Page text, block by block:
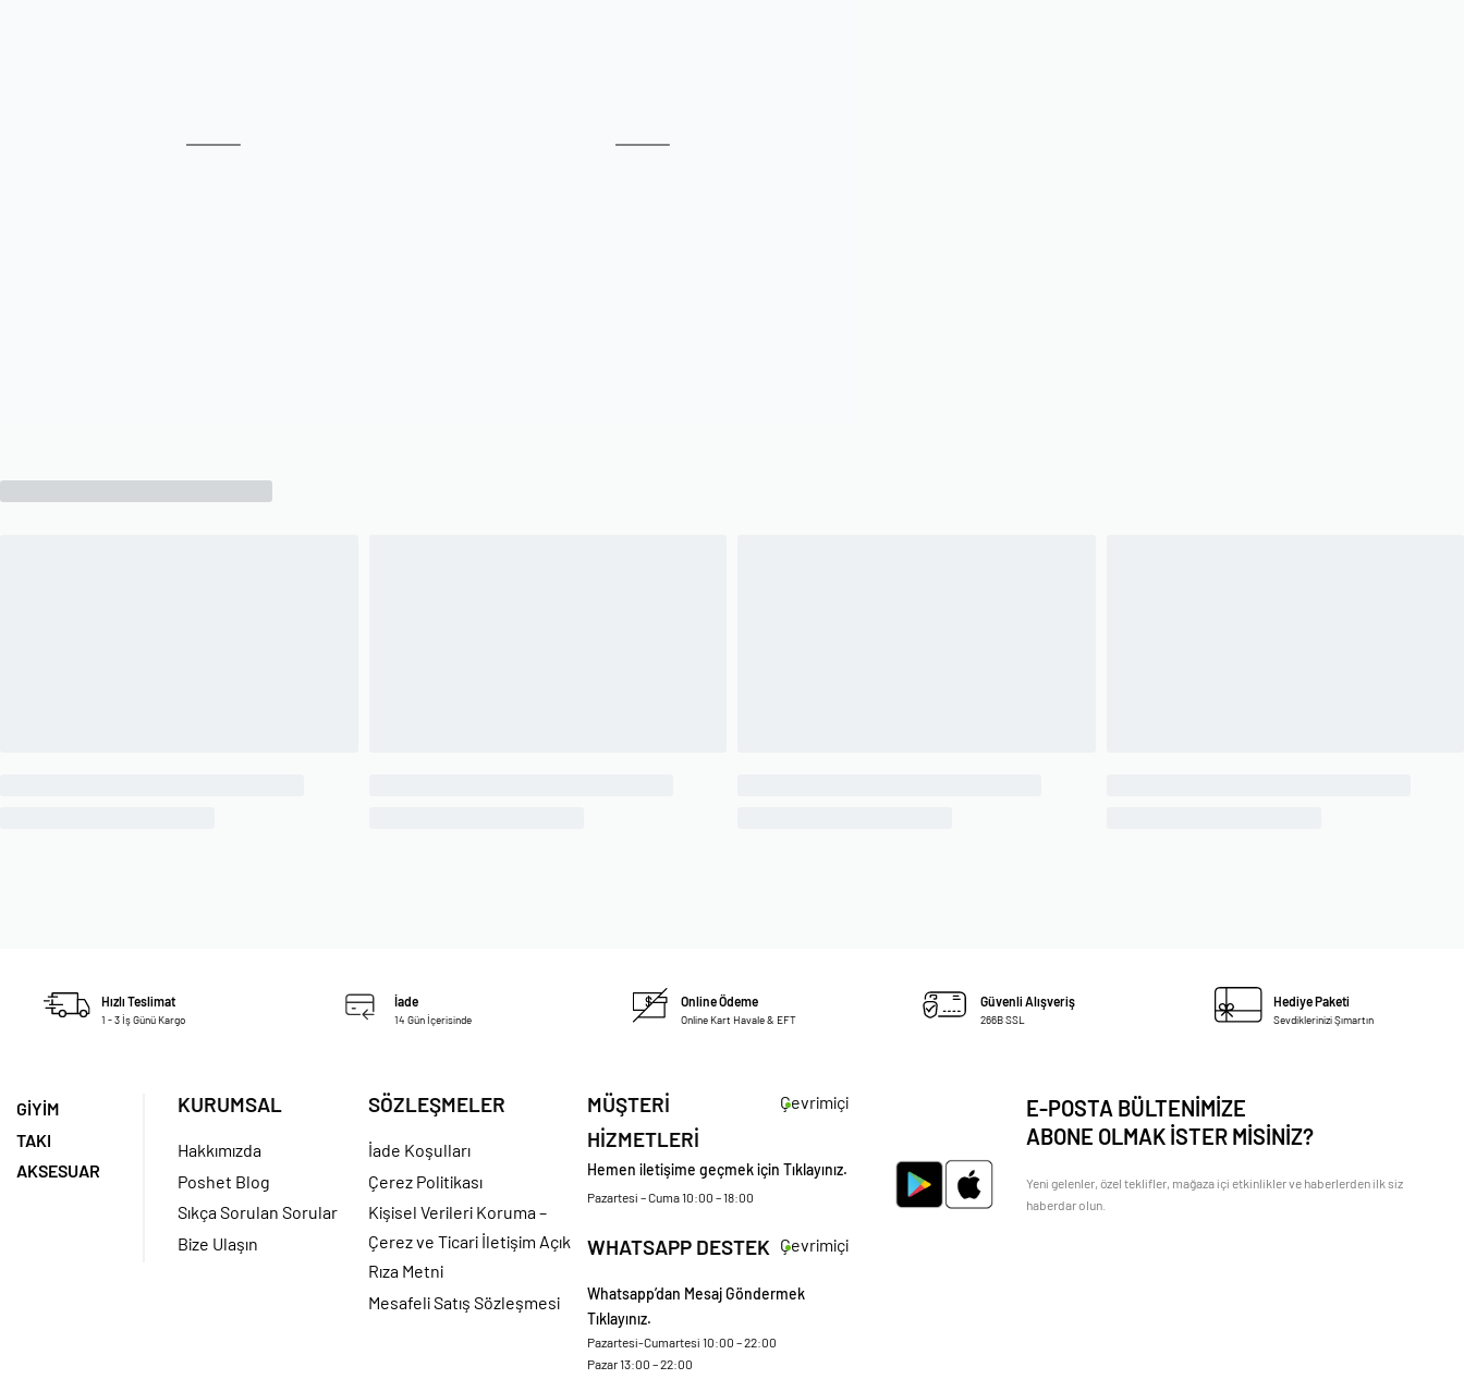
Hızlı Teslimat
1 - 3 İş Günü Kargo
İade
14 Gün İçerisinde
Online Ödeme
Online Kart Havale & EFT
Güvenli Alışveriş
266B SSL
Hediye Paketi
Sevdiklerinizi Şımartın
GİYİM
TAKI
AKSESUAR
KURUMSAL
Hakkımızda
Poshet Blog
Sıkça Sorulan Sorular
Bize Ulaşın
SÖZLEŞMELER
İade Koşulları
Çerez Politikası
Kişisel Verileri Koruma –
Çerez ve Ticari İletişim Açık
Rıza Metni
Mesafeli Satış Sözleşmesi
MÜŞTERİ
HİZMETLERİ
Çevrimiçi
Hemen iletişime geçmek için Tıklayınız.
Pazartesi – Cuma 10:00 – 18:00
WHATSAPP DESTEK Çevrimiçi
Whatsapp’dan Mesaj Göndermek
Tıklayınız.
Pazartesi-Cumartesi 10:00 – 22:00
Pazar 13:00 – 22:00
E-POSTA BÜLTENİMİZE
ABONE OLMAK İSTER MİSİNİZ?
Yeni gelenler, özel teklifler, mağaza içi etkinlikler ve haberlerden ilk siz
haberdar olun.